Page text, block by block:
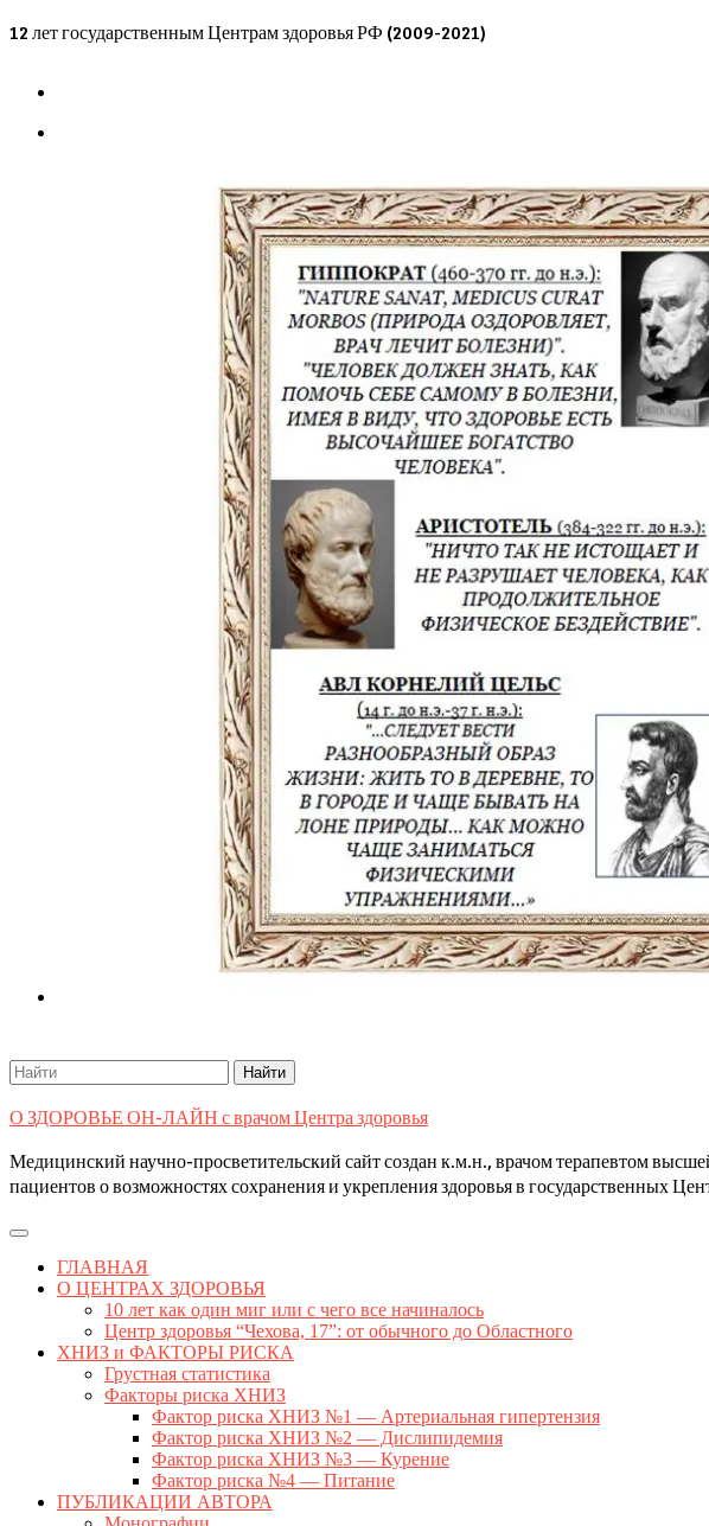
Skip
12 лет государственным Центрам здоровья РФ (2009-2021)
Search
for:
О ЗДОРОВЬЕ ОН-ЛАЙН с врачом Центра здоровья
Медицинский научно-просветительский сайт создан к.м.н., врачом терапевтом
пациентов о возможностях сохранения и укрепления здоровья в государственных
Open
ButtonГЛАВНАЯ
О ЦЕНТРАХ ЗДОРОВЬЯ
10 лет как один миг или с чего все начиналось
Центр здоровья “Чехова, 17”: от обычного до Областного
ХНИЗ и ФАКТОРЫ РИСКА
Грустная статистика
Факторы риска ХНИЗ
Фактор риска ХНИЗ №1 — Артериальная гипертензия
Фактор риска ХНИЗ №2 — Дислипидемия
Фактор риска ХНИЗ №3 — Курение
Фактор риска №4 — Питание
ПУБЛИКАЦИИ АВТОРА